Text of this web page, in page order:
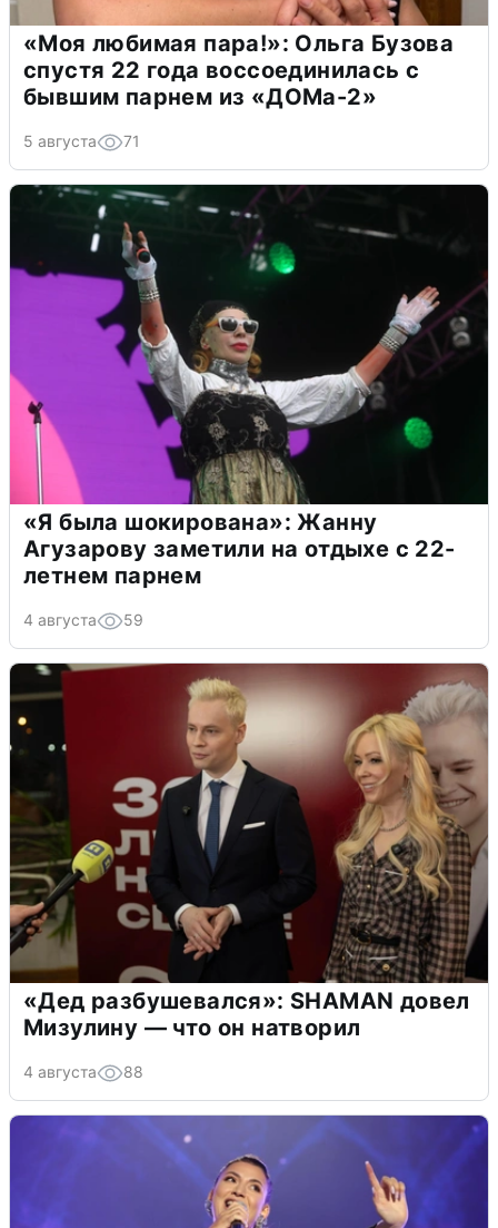
«Моя любимая пара!»: Ольга Бузова
спустя 22 года воссоединилась с
бывшим парнем из «ДОМа-2»
5 августа 71
«Я была шокирована»: Жанну
Агузарову заметили на отдыхе с 22-
летнем парнем
4 августа 59
«Дед разбушевался»: SHAMAN довел
Мизулину — что он натворил
4 августа 88